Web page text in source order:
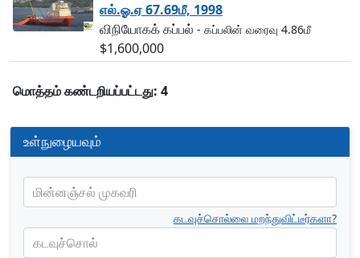
எல்.ஓ.ஏ 67.69மீ, 1998
விநியோகக் கப்பல் - கப்பலின் வரைவு 4.86மீ
$1,600,000
மொத்தம் கண்டறியப்பட்டது: 4
உள்நுழையவும்
மின்னஞ்சல் முகவரி
கடவுச்சொல்
கடவுச்சொல்லை மறந்துவிட்டீர்களா?